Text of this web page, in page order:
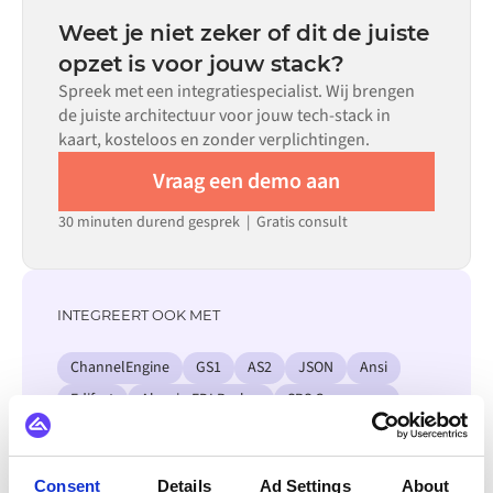
Consent Details Ad Settings About
datamapping, het aantal vereiste flows en je interne
beoordelingsproces. Voor veel systemen zijn er kant-en-
klare connectoren beschikbaar in de Alumio
marketplace, wat de insteltijd aanzienlijk verkort.
Weet je niet zeker of dit de juiste
opzet is voor jouw stack?
Spreek met een integratiespecialist. Wij brengen
de juiste architectuur voor jouw tech-stack in
kaart, kosteloos en zonder verplichtingen.
Vraag een demo aan
30 minuten durend gesprek | Gratis consult
INTEGREERT OOK MET
ChannelEngine GS1 AS2 JSON
Ansi
Edifact
Alumio EDI Broker SPS Commerce
Bekijk alle Jetshop integraties